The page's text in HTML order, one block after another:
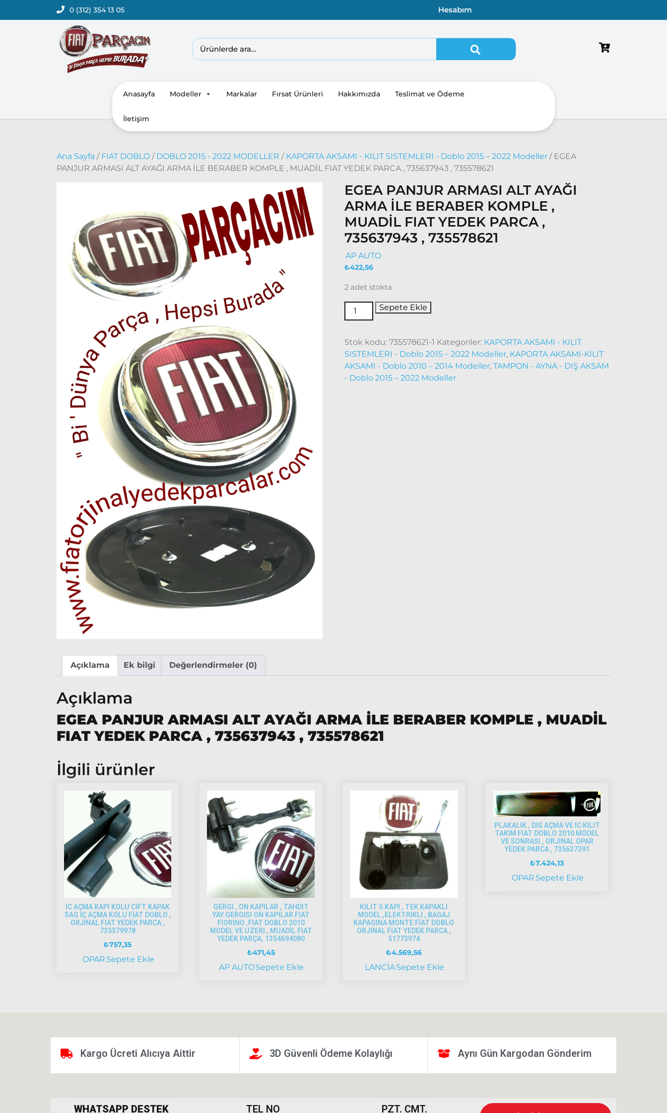
0 (312) 354 13 05 Hesabım
Anasayfa Modeller Markalar Fırsat Ürünleri Hakkımızda Teslimat ve Ödeme
İletişim
Ana Sayfa / FIAT DOBLO / DOBLO 2015 - 2022 MODELLER / KAPORTA AKSAMI - KILIT SISTEMLERI - Doblo 2015 – 2022 Modeller / EGEA
PANJUR ARMASI ALT AYAĞI ARMA İLE BERABER KOMPLE , MUADİL FIAT YEDEK PARCA , 735637943 , 735578621
EGEA PANJUR ARMASI ALT AYAĞI
ARMA İLE BERABER KOMPLE ,
MUADİL FIAT YEDEK PARCA ,
735637943 , 735578621
AP AUTO
₺422,56
2 adet stokta
Sepete Ekle
Stok kodu:735578621-1 Kategoriler: KAPORTA AKSAMI - KILIT
SISTEMLERI - Doblo 2015 – 2022 Modeller, KAPORTA AKSAMI-KİLİT
AKSAMI - Doblo 2010 – 2014 Modeller,TAMPON - AYNA - DIŞ AKSAM
- Doblo 2015 – 2022 Modeller
Açıklama Ek bilgi Değerlendirmeler (0)
Açıklama
EGEA PANJUR ARMASI ALT AYAĞI ARMA İLE BERABER KOMPLE , MUADİL
FIAT YEDEK PARCA , 735637943 , 735578621
İlgili ürünler
IC AÇMA KAPI KOLU CİFT KAPAK
SAG İÇ AÇMA KOLU FİAT DOBLO ,
ORJINAL FIAT YEDEK PARCA ,
735379978
₺757,35
OPAR Sepete Ekle
GERGI , ON KAPILAR , TAHDIT
YAY GERGISI ON KAPILAR FIAT
FIORINO ,FIAT DOBLO 2010
MODEL VE UZERI , MUADİL FIAT
YEDEK PARÇA, 1354694080
₺471,45
AP AUTOSepete Ekle
KİLİT 5.KAPI , TEK KAPAKLI
MODEL ,ELEKTRIKLI , BAGAJ
KAPAGINA MONTE FİAT DOBLO
ORJINAL FIAT YEDEK PARCA ,
51773974
₺4.569,56
LANCİASepete Ekle
PLAKALIK , DIS AÇMA VE IC KILIT
TAKIM FIAT DOBLO 2010 MODEL
VE SONRASI , ORJINAL OPAR
YEDEK PARCA , 735637391
₺7.424,13
OPAR Sepete Ekle
Kargo Ücreti Alıcıya Aittir 3D Güvenli Ödeme Kolaylığı Aynı Gün Kargodan Gönderim
WHATSAPP DESTEK TEL NO PZT. CMT.